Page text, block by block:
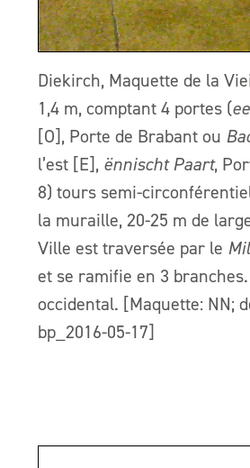
Diekirch, Maquette de la
1,4 m, comptant 4 portes (
[O], Porte de Brabant ou
l’est [E], ënnischt Paart,
8) tours semi-
la muraille, 20-25 m de
Ville est traversée par le
et se ramifie en 3
occidental. [Maquette: NN;
bp_2016-05-17]